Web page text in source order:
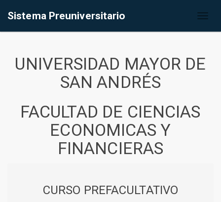
Sistema Preuniversitario
UNIVERSIDAD MAYOR DE
SAN ANDRÉS
FACULTAD DE CIENCIAS
ECONOMICAS Y
FINANCIERAS
CURSO PREFACULTATIVO